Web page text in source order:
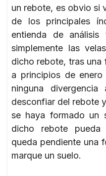
un rebote, es obvio si
de los principales
entienda de análisis
simplemente las
dicho rebote, tras una
a principios de
ninguna
desconfiar del rebote
se haya formado un
dicho rebote pueda
queda pendiente una
marque un suelo.